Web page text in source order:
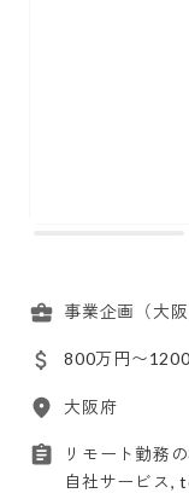
事業企画（大阪
800万円〜
大阪府
リモート勤務
自社サービス,